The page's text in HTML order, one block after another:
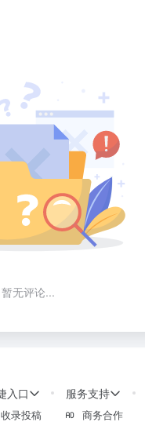
暂无评论...
入口
收录投稿
服务支持
商务合作